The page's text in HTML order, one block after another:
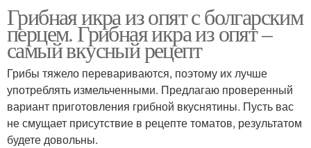
Грибная икра из опят с болгарским
перцем. Грибная икра из опят –
самый вкусный рецепт
Грибы тяжело перевариваются, поэтому их лучше
употреблять измельченными. Предлагаю проверенный
вариант приготовления грибной вкуснятины. Пусть вас
не смущает присутствие в рецепте томатов, результатом
будете довольны.